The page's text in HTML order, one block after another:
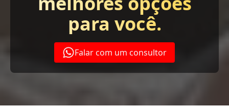
para você.
Falar com um consultor